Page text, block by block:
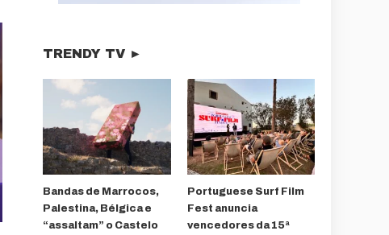
TRENDY TV ►
Bandas de Marrocos,
Palestina, Bélgica e
“assaltam” o Castelo
Portuguese Surf Film
Fest anuncia
vencedores da 15ª